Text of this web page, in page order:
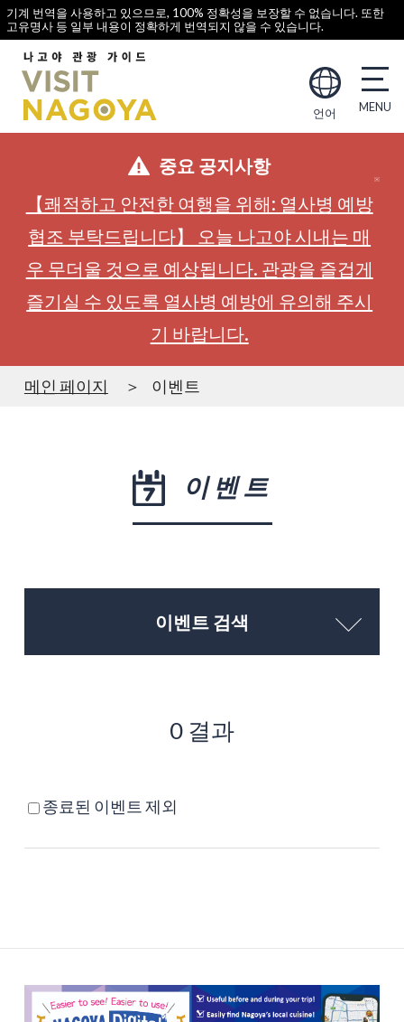
기계 번역을 사용하고 있으므로, 100% 정확성을 보장할 수 없습니다. 또한
고유명사 등 일부 내용이 정확하게 번역되지 않을 수 있습니다.
언어
중요 공지사항
【쾌적하고 안전한 여행을 위해: 열사병 예방
협조 부탁드립니다】 오늘 나고야 시내는 매
우 무더울 것으로 예상됩니다. 관광을 즐겁게
즐기실 수 있도록 열사병 예방에 유의해 주시
기 바랍니다.
메인 페이지 이벤트
이벤트
이벤트 검색
0 결과
종료된 이벤트 제외